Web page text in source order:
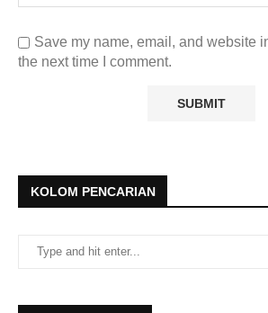
Save my name, email, and website
the next time I comment.
KOLOM PENCARIAN